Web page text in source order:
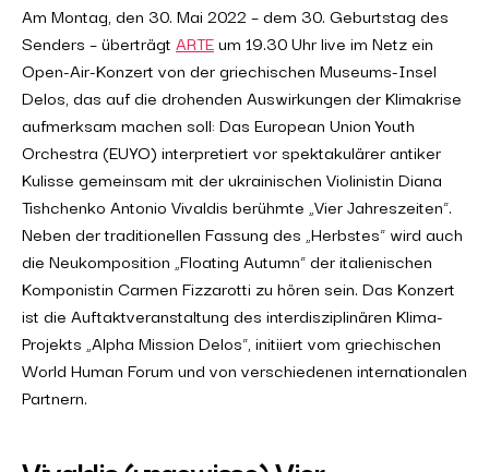
Am Montag, den 30. Mai 2022 – dem 30. Geburtstag des
Senders – überträgt ARTEum 19.30 Uhr live im Netz ein
Open-Air-Konzert von der griechischen Museums-Insel
Delos, das auf die drohenden Auswirkungen der Klimakrise
aufmerksam machen soll: Das European Union Youth
Orchestra (EUYO) interpretiert vor spektakulärer antiker
Kulisse gemeinsam mit der ukrainischen Violinistin Diana
Tishchenko Antonio Vivaldis berühmte „Vier Jahreszeiten“.
Neben der traditionellen Fassung des „Herbstes“ wird auch
die Neukomposition „Floating Autumn“ der italienischen
Komponistin Carmen Fizzarotti zu hören sein. Das Konzert
ist die Auftaktveranstaltung des interdisziplinären Klima-
Projekts „Alpha Mission Delos“, initiiert vom griechischen
World Human Forum und von verschiedenen internationalen
Partnern.